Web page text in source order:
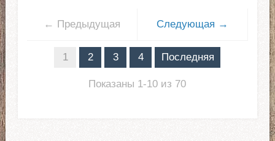
← Предыдущая Следующая →
1 2 3 4 Последняя
Показаны 1-10 из 70